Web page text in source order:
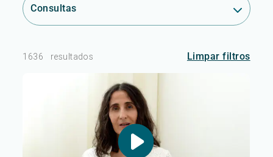
Consultas
1636 resultados Limpar filtros